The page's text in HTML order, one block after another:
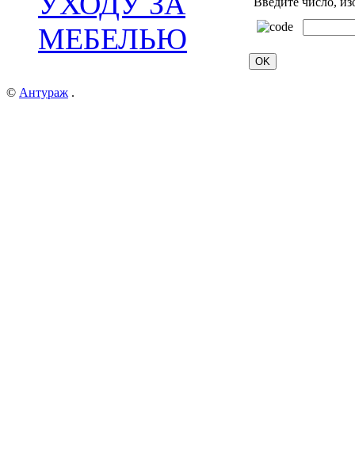
МЕБЕЛЬЮ
© Антураж .